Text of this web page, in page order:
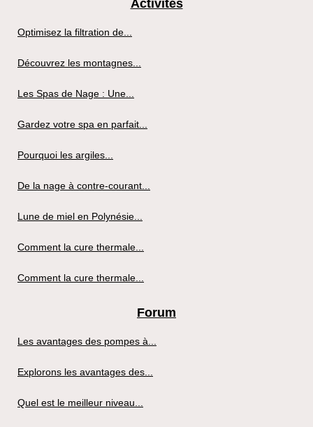
Activités
Optimisez la filtration de...
Découvrez les montagnes...
Les Spas de Nage : Une...
Gardez votre spa en parfait...
Pourquoi les argiles...
De la nage à contre-courant...
Lune de miel en Polynésie...
Comment la cure thermale...
Comment la cure thermale...
Forum
Les avantages des pompes à...
Explorons les avantages des...
Quel est le meilleur niveau...